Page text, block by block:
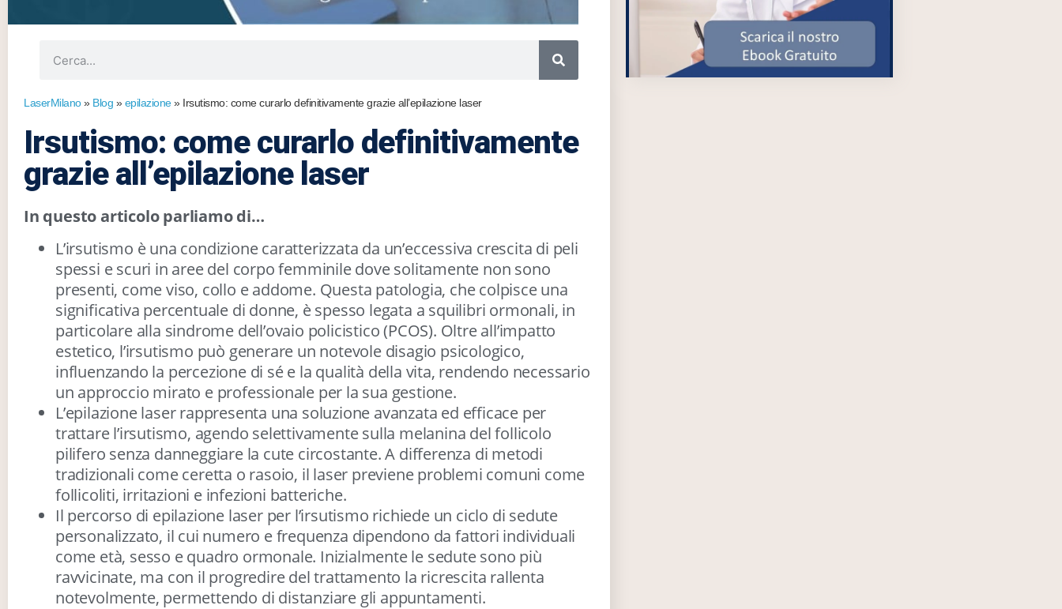
LaserMilano» Blog » epilazione» Irsutismo: come curarlo definitivamente grazie all’epilazione laser
Irsutismo: come curarlo definitivamente
grazie all’epilazione laser
In questo articolo parliamo di…
L’irsutismo è una condizione caratterizzata da un’eccessiva crescita di peli
spessi e scuri in aree del corpo femminile dove solitamente non sono
presenti, come viso, collo e addome. Questa patologia, che colpisce una
significativa percentuale di donne, è spesso legata a squilibri ormonali, in
particolare alla sindrome dell’ovaio policistico (PCOS). Oltre all’impatto
estetico, l’irsutismo può generare un notevole disagio psicologico,
influenzando la percezione di sé e la qualità della vita, rendendo necessario
un approccio mirato e professionale per la sua gestione.
L’epilazione laser rappresenta una soluzione avanzata ed efficace per
trattare l’irsutismo, agendo selettivamente sulla melanina del follicolo
pilifero senza danneggiare la cute circostante. A differenza di metodi
tradizionali come ceretta o rasoio, il laser previene problemi comuni come
follicoliti, irritazioni e infezioni batteriche.
Il percorso di epilazione laser per l’irsutismo richiede un ciclo di sedute
personalizzato, il cui numero e frequenza dipendono da fattori individuali
come età, sesso e quadro ormonale. Inizialmente le sedute sono più
ravvicinate, ma con il progredire del trattamento la ricrescita rallenta
notevolmente, permettendo di distanziare gli appuntamenti.